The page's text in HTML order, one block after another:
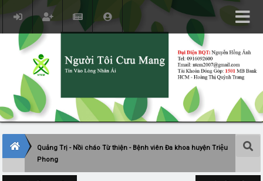
Quảng Trị - Nồi cháo Từ thiện - Bệnh viên Đa khoa huyện Triệu
Phong